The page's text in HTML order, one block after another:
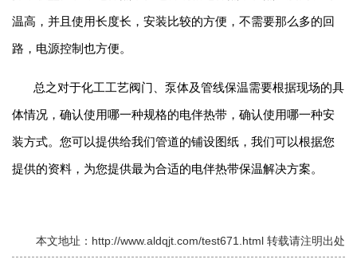
温高，并且使用长度长，安装比较的方便，不需要那么多的回
路，电源控制也方便。
总之对于化工工艺阀门、泵体及管线保温需要根据现场的具
体情况，确认使用哪一种规格的电伴热带，确认使用哪一种安
装方式。您可以提供给我们管道的铺设图纸，我们可以根据您
提供的资料，为您提供最为合适的电伴热带保温解决方案。
本文地址：http://www.aldqjt.com/test671.html 转载请注明出处